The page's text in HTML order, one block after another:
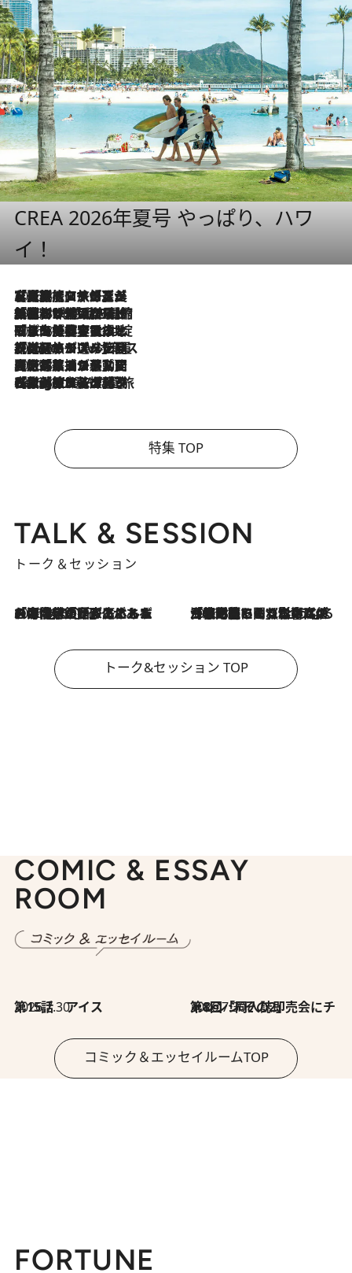
CREA 2026年夏号 やっぱり、ハワ
イ！
2026.8.7
【厳選旅コスメ】「多機能アイテムがメイン！」旅好き美容エディターが選んだ夏旅ベストコスメを発表【Mサイズジップ】
2026.8.6
「荷物が増えるほど旅ストレスは増す」美容ジャーナリストがたどり着いた最終結論。“化粧品を劇的に減らす”感動の凝縮美容とは
2026.8.6
「旅先には金髪ウィッグを持参」日本と同じメイクでは損してる!? 美容ジャーナリストが提案する“掟破りの旅美容”とは
2026.8.6
【厳選旅コスメ】「身軽さ＆UV対策重視！」ヘアアーティストshucoが選んだ夏旅ベストコスメを発表【Mサイズジップ】
2026.8.5
【厳選旅コスメ】国内をあちこち移動する河井菜摘が選んだ夏旅ベストコスメ発表！「リラックスアイテムはマスト」【Mサイズジップ】
2026.8.4
【厳選旅コスメ】「紫外線＆乾燥対策しながらメイク感も！」ヘア＆メイクGeorgeが選んだ夏旅ベストコスメを発表！【Mサイズジップ】
特集 TOP
TALK & SESSION
トーク＆セッション
2026.8.3
「今後値上げがあるとすれば…」「リスクがあるのは今年の冬」エネルギー専門家が語る、ホルムズ海峡封鎖が家庭にもたらす“ある心配” 2026.8.3
「住宅建てられない…」「サーチャージ料の高値が続いている」ホルムズ海峡封鎖による影響はいつまで続く？《エネルギー専門家に聞く“どうなる日本の暮らし”》
トーク&セッション TOP
COMIC & ESSAY
ROOM
2026.7.30
第15話 アイス 2026.7.30
第8回「同人誌即売会にチャレンジ その2」
コミック＆エッセイルームTOP
FORTUNE